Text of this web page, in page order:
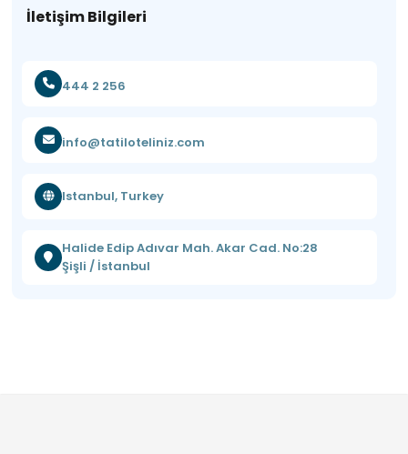
İletişim Bilgileri
444 2 256
info@tatiloteliniz.com
Istanbul, Turkey
Halide Edip Adıvar Mah. Akar Cad. No:28
Şişli / İstanbul